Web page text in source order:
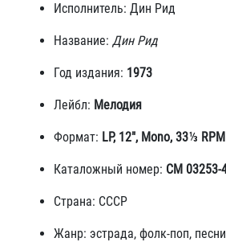
Исполнитель: Дин Рид
Название: Дин Рид
Год издания: 1973
Лейбл: Мелодия
Формат: LP, 12″, Mono, 33⅓ RPM
Каталожный номер: СМ 03253-
Страна: СССР
Жанр: эстрада, фолк-поп,